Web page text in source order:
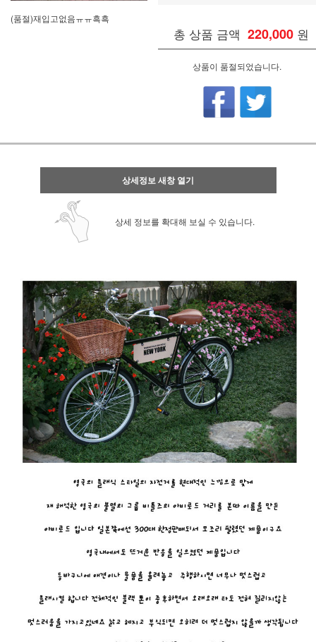
(품절)재입고없음ㅠㅠ흑흑
총 상품 금액 220,000 원
상품이 품절되었습니다.
상세정보 새창 열기
상세 정보를 확대해 보실 수 있습니다.